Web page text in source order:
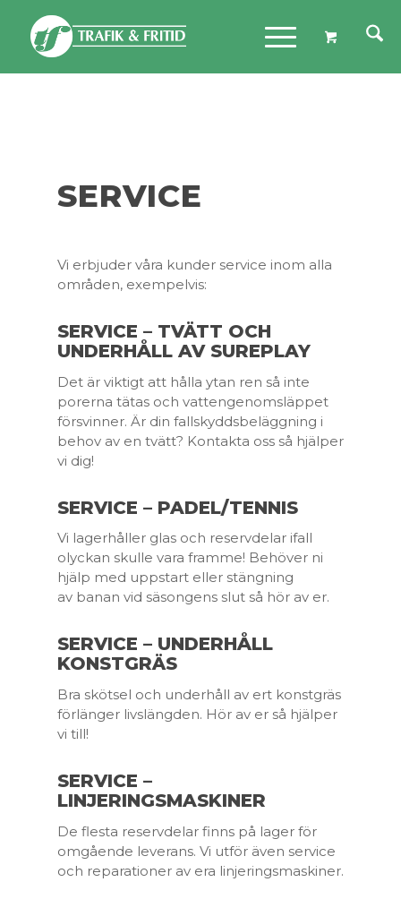
SERVICE
Vi erbjuder våra kunder service inom alla
områden, exempelvis:
SERVICE – TVÄTT OCH
UNDERHÅLL AV SUREPLAY
Det är viktigt att hålla ytan ren så inte
porerna tätas och vattengenomsläppet
försvinner. Är din fallskyddsbeläggning i
behov av en tvätt? Kontakta oss så hjälper
vi dig!
SERVICE – PADEL/TENNIS
Vi lagerhåller glas och reservdelar ifall
olyckan skulle vara framme! Behöver ni
hjälp med uppstart eller stängning
av banan vid säsongens slut så hör av er.
SERVICE – UNDERHÅLL
KONSTGRÄS
Bra skötsel och underhåll av ert konstgräs
förlänger livslängden. Hör av er så hjälper
vi till!
SERVICE –
LINJERINGSMASKINER
De flesta reservdelar finns på lager för
omgående leverans. Vi utför även service
och reparationer av era linjeringsmaskiner.